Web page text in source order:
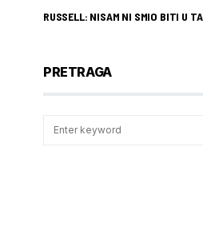
RUSSELL: NISAM NI SMIO BITI U
PRETRAGA